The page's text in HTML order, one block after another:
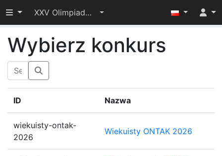
Przełącz widoczność menu
XXV Olimpiada Informatyczna — I etap
Wybierz konkurs
ID Nazwa
wiekuisty-ontak-
2026
Wiekuisty ONTAK 2026